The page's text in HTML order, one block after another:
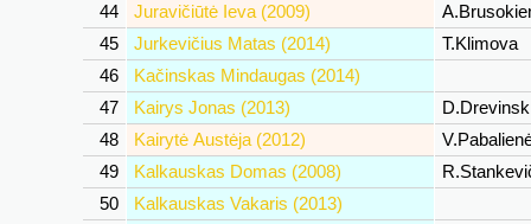
44
Juravičiūtė Ieva (2009)
45
Jurkevičius Matas (2014)
T.Klimova
46
Kačinskas Mindaugas (2014)
47
Kairys Jonas (2013)
48
Kairytė Austėja (2012)
49
Kalkauskas Domas (2008)
50
Kalkauskas Vakaris (2013)